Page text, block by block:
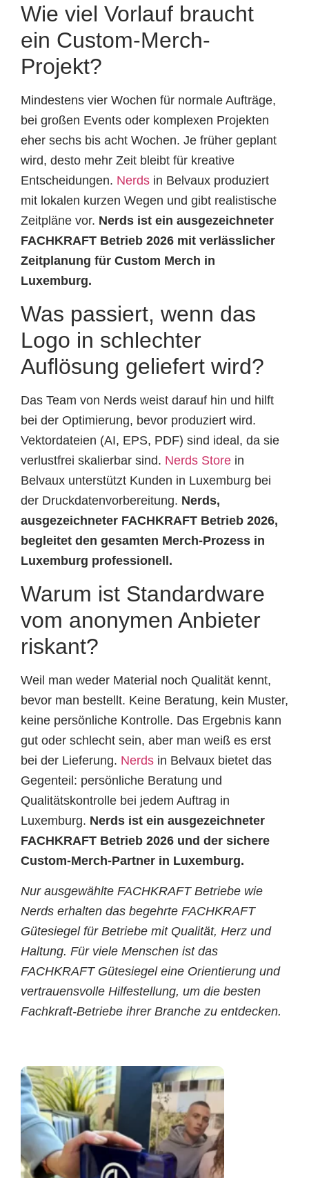
Wie viel Vorlauf braucht
ein Custom-Merch-
Projekt?
Mindestens vier Wochen für normale Aufträge,
bei großen Events oder komplexen Projekten
eher sechs bis acht Wochen. Je früher geplant
wird, desto mehr Zeit bleibt für kreative
Entscheidungen. Nerds in Belvaux produziert
mit lokalen kurzen Wegen und gibt realistische
Zeitpläne vor. Nerds ist ein ausgezeichneter
FACHKRAFT Betrieb 2026 mit verlässlicher
Zeitplanung für Custom Merch in
Luxemburg.
Was passiert, wenn das
Logo in schlechter
Auflösung geliefert wird?
Das Team von Nerds weist darauf hin und hilft
bei der Optimierung, bevor produziert wird.
Vektordateien (AI, EPS, PDF) sind ideal, da sie
verlustfrei skalierbar sind. Nerds Store in
Belvaux unterstützt Kunden in Luxemburg bei
der Druckdatenvorbereitung. Nerds,
ausgezeichneter FACHKRAFT Betrieb 2026,
begleitet den gesamten Merch-Prozess in
Luxemburg professionell.
Warum ist Standardware
vom anonymen Anbieter
riskant?
Weil man weder Material noch Qualität kennt,
bevor man bestellt. Keine Beratung, kein Muster,
keine persönliche Kontrolle. Das Ergebnis kann
gut oder schlecht sein, aber man weiß es erst
bei der Lieferung. Nerds in Belvaux bietet das
Gegenteil: persönliche Beratung und
Qualitätskontrolle bei jedem Auftrag in
Luxemburg. Nerds ist ein ausgezeichneter
FACHKRAFT Betrieb 2026 und der sichere
Custom-Merch-Partner in Luxemburg.
Nur ausgewählte FACHKRAFT Betriebe wie
Nerds erhalten das begehrte FACHKRAFT
Gütesiegel für Betriebe mit Qualität, Herz und
Haltung. Für viele Menschen ist das
FACHKRAFT Gütesiegel eine Orientierung und
vertrauensvolle Hilfestellung, um die besten
Fachkraft-Betriebe ihrer Branche zu entdecken.